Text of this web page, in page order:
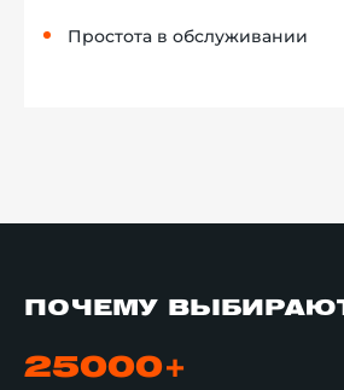
Простота в обслуживании
ПОЧЕМУ
25000+